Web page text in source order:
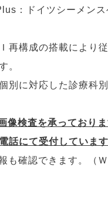
：ドイツシーメンス
再構成の搭載により
。
別に対応した診療科
像検査を承っておりま
話にて受付しています
確認できます。（Ｗ